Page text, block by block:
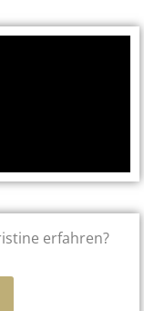
erfahren?